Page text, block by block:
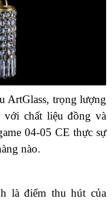
ArtGlass, trọng lượng
chất liệu đồng và
04-05 CE thực sự
nào.
là điểm thu hút của